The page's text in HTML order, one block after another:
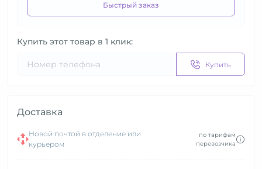
Быстрый заказ
Купить этот товар в 1 клик:
Купить
Доставка
Новой почтой в отделение или
курьером
по тарифам
перевозчика